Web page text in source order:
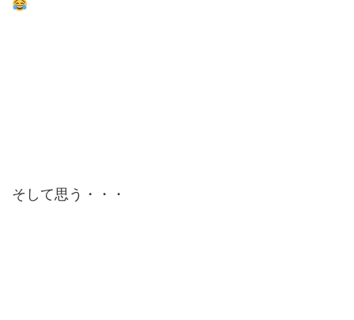
そして思う・・・